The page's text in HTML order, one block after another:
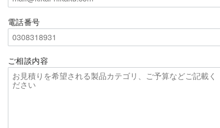
電話番号
ご相談内容